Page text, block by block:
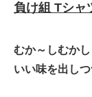
負け組 Tシャ
むか～しむかし
いい味を出し